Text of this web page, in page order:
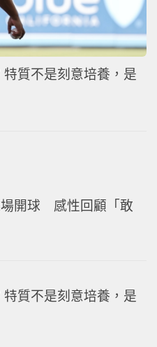
質不是刻意培養，是
場開球 感性回顧「敢
質不是刻意培養，是